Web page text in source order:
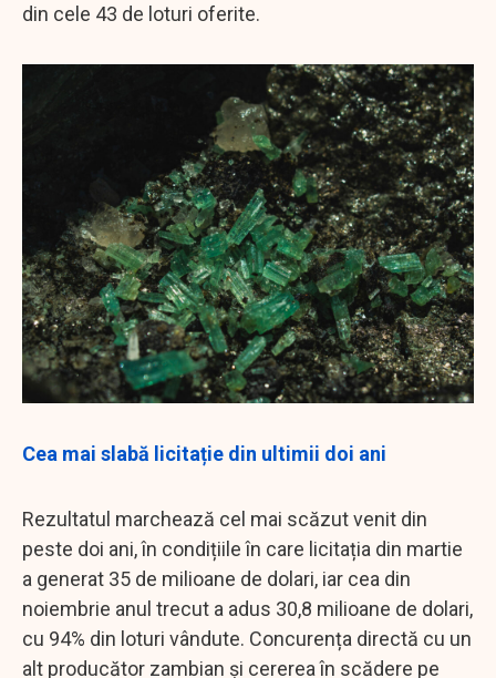
din cele 43 de loturi oferite.
Cea mai slabă licitație din ultimii doi ani
Rezultatul marchează cel mai scăzut venit din
peste doi ani, în condițiile în care licitația din martie
a generat 35 de milioane de dolari, iar cea din
noiembrie anul trecut a adus 30,8 milioane de dolari,
cu 94% din loturi vândute. Concurența directă cu un
alt producător zambian și cererea în scădere pe